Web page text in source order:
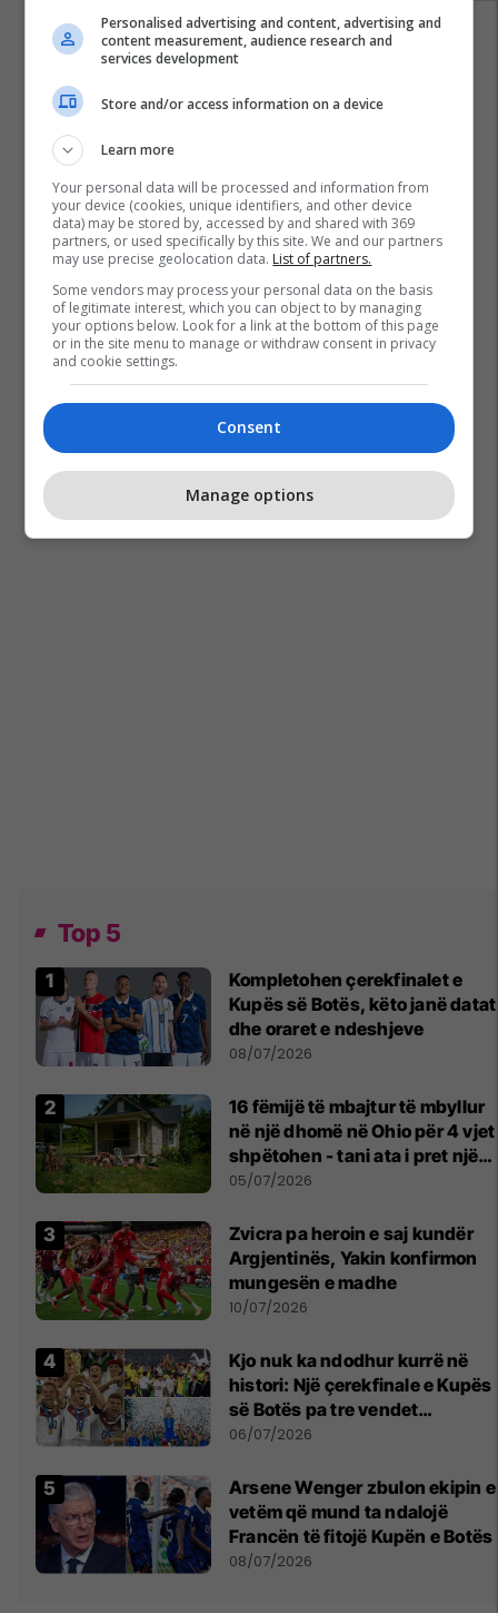
Këtë verë, zgjidh FAFA-n
Fafa Resort
Top 5
Kompletohen çerekfinalet e
Kupës së Botës, këto janë datat
dhe oraret e ndeshjeve
08/07/2026
16 fëmijë të mbajtur të mbyllur
në një dhomë në Ohio për 4 vjet
shpëtohen - tani ata i pret një
sfidë e madhe
05/07/2026
Zvicra pa heroin e saj kundër
Argjentinës, Yakin konfirmon
mungesën e madhe
10/07/2026
Kjo nuk ka ndodhur kurrë në
histori: Një çerekfinale e Kupës
së Botës pa tre vendet
legjendare të futbollit
06/07/2026
Arsene Wenger zbulon ekipin e
vetëm që mund ta ndalojë
Francën të fitojë Kupën e Botës
08/07/2026
Personalised advertising and content, advertising and
content measurement, audience research and
services development
Store and/or access information on a device
Learn more
Your personal data will be processed and information from
your device (cookies, unique identifiers, and other device
data) may be stored by, accessed by and shared with 369
partners, or used specifically by this site. We and our partners
may use precise geolocation data. List of partners.
Some vendors may process your personal data on the basis
of legitimate interest, which you can object to by managing
your options below. Look for a link at the bottom of this page
or in the site menu to manage or withdraw consent in privacy
and cookie settings.
Consent
Manage options